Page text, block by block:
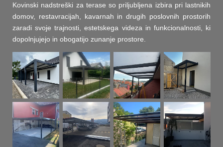
Kovinski nadstreški za terase so priljubljena izbira pri lastnikih
domov, restavracijah, kavarnah in drugih poslovnih prostorih
zaradi svoje trajnosti, estetskega videza in funkcionalnosti, ki
dopolnjujejo in obogatijo zunanje prostore.